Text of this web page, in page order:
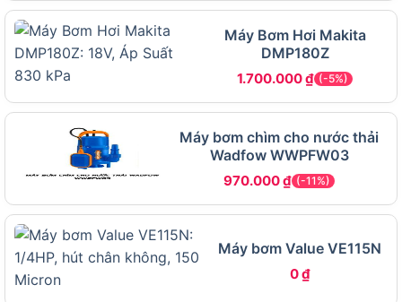
Máy Bơm Hơi Makita
DMP180Z
1.700.000₫ (-5%)
Máy bơm chìm cho nước thải
Wadfow WWPFW03
970.000₫ (-11%)
Máy bơm Value VE115N
0₫